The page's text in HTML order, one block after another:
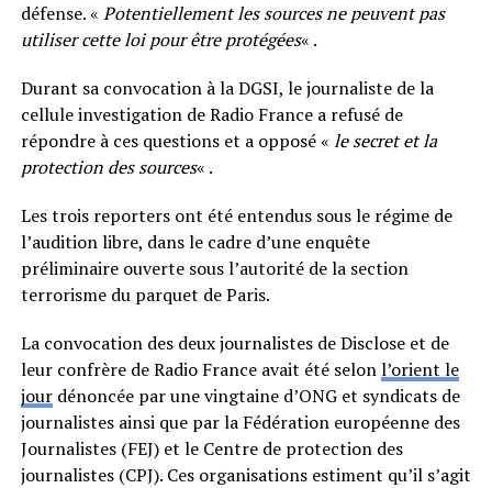
défense. « Potentiellement les sources ne peuvent pas
utiliser cette loi pour être protégées« .
Durant sa convocation à la DGSI, le journaliste de la
cellule investigation de Radio France a refusé de
répondre à ces questions et a opposé « le secret et la
protection des sources« .
Les trois reporters ont été entendus sous le régime de
l’audition libre, dans le cadre d’une enquête
préliminaire ouverte sous l’autorité de la section
terrorisme du parquet de Paris.
La convocation des deux journalistes de Disclose et de
leur confrère de Radio France avait été selonl’orient le
jourdénoncée par une vingtaine d’ONG et syndicats de
journalistes ainsi que par la Fédération européenne des
Journalistes (FEJ) et le Centre de protection des
journalistes (CPJ). Ces organisations estiment qu’il s’agit